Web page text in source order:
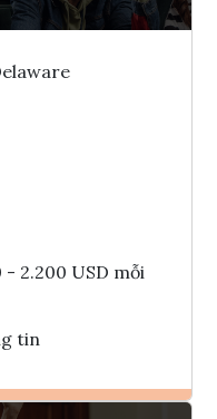
- 2.200 USD mỗi
tin